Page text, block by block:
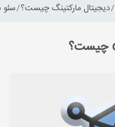
دیجیتال مارکتینگ چیست؟